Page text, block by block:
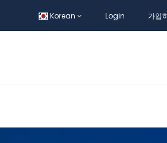
Korean Login 가입